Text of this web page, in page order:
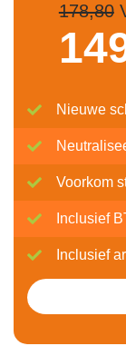
178,80
Nieuwe
Voorkom
Inclusief
Inclusief